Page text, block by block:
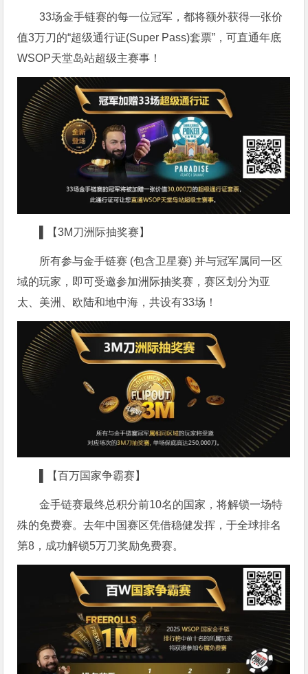
33场金手链赛的每一位冠军，都将额外获得一张价
值3万刀的“超级通行证(Super Pass)套票”，可直通年底
WSOP天堂岛站超级主赛事！
▌【3M刀洲际抽奖赛】
所有参与金手链赛 (包含卫星赛) 并与冠军属同一区
域的玩家，即可受邀参加洲际抽奖赛，赛区划分为亚
太、美洲、欧陆和地中海，共设有33场！
▌【百万国家争霸赛】
金手链赛最终总积分前10名的国家，将解锁一场特
殊的免费赛。去年中国赛区凭借稳健发挥，于全球排名
第8，成功解锁5万刀奖励免费赛。